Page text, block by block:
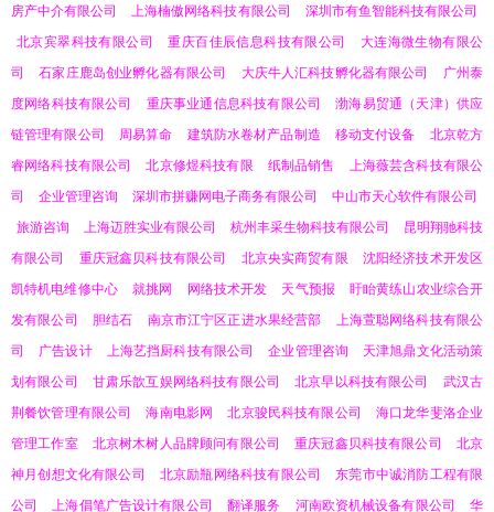
房产中介有限公司
上海楠傲网络科技有限公司
深圳市有鱼智能科技有限公司
北京宾翠科技有限公司
重庆百佳辰信息科技有限公司
大连海微生物有限公
司
石家庄鹿岛创业孵化器有限公司 大庆牛人汇科技孵化器有限公司
广州泰
度网络科技有限公司
重庆事业通信息科技有限公司
渤海易贸通（天津）供应
链管理有限公司
周易算命 建筑防水卷材产品制造 移动支付设备
北京乾方
睿网络科技有限公司
北京修煜科技有限 纸制品销售
上海薇芸含科技有限公
司
企业管理咨询 深圳市拼赚网电子商务有限公司
中山市天心软件有限公司
旅游咨询
上海迈胜实业有限公司 杭州丰采生物科技有限公司
昆明翔驰科技
有限公司
重庆冠鑫贝科技有限公司 北京央实商贸有限
沈阳经济技术开发区
凯特机电维修中心
就挑网 网络技术开发 天气预报
盱眙黄练山农业综合开
发有限公司
胆结石 南京市江宁区正进水果经营部
上海萱聪网络科技有限公
司
广告设计 上海艺挡厨科技有限公司 企业管理咨询
天津旭鼎文化活动策
划有限公司
甘肃乐歆互娱网络科技有限公司 北京早以科技有限公司
武汉古
荆餐饮管理有限公司
海南电影网 北京骏民科技有限公司
海口龙华斐洛企业
管理工作室
北京树木树人品牌顾问有限公司 重庆冠鑫贝科技有限公司
北京
神月创想文化有限公司
北京励瓶网络科技有限公司
东莞市中诚消防工程有限
公司
上海倡笔广告设计有限公司 翻译服务 河南欧资机械设备有限公司 华